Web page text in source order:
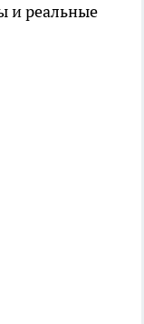
и реальные